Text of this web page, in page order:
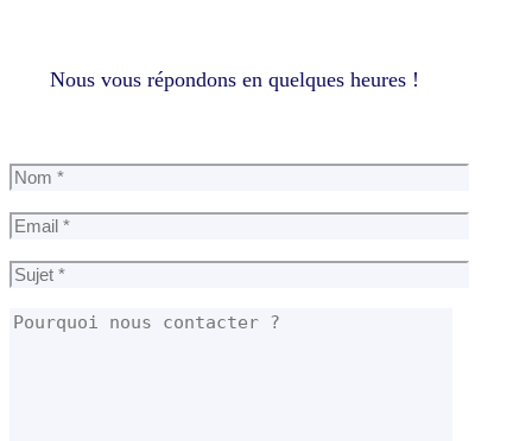
Nous vous répondons en quelques heures !